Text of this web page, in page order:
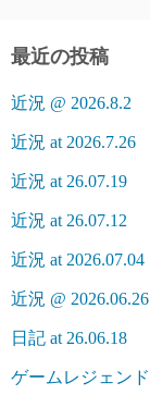
最近の投稿
近況 @ 2026.8.2
近況 at 2026.7.26
近況 at 26.07.19
近況 at 26.07.12
近況 at 2026.07.04
近況 @ 2026.06.26
日記 at 26.06.18
ゲームレジェン